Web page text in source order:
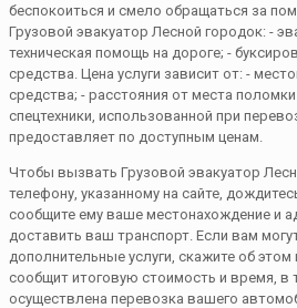
беспокоиться и смело обращаться за
Грузовой эвакуатор Лесной городок: -
техническая помощь на дороге; -
средства. Цена услуги зависит от: -
средства; - расстояния от места
спецтехники, использованной при
предоставляет по доступным ценам.
Чтобы вызвать Грузовой эвакуатор
телефону, указанному на сайте,
сообщите ему ваше местонахождение и
доставить ваш транспорт. Если вам
дополнительные услуги, скажите об
сообщит итоговую стоимость и время, в
осуществлена перевозка вашего